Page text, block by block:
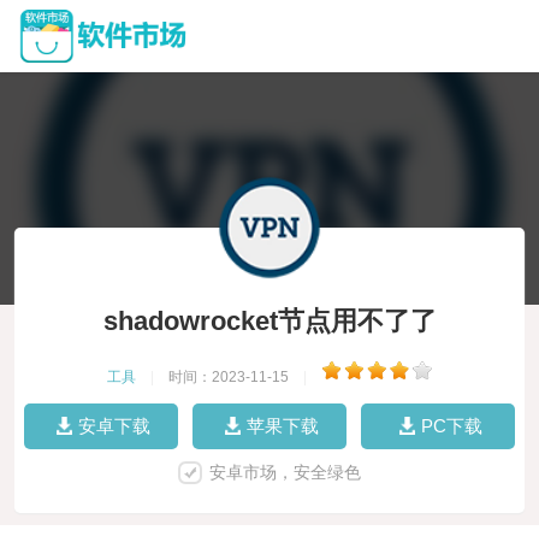
shadowrocket节点用不了了
工具 时间：2023-11-15
安卓下载 苹果下载 PC下载
安卓市场，安全绿色